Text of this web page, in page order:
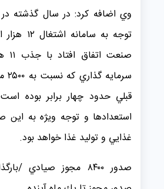
وي اضافه كرد: در سال گذشته
توجه به
قبلي حدود چهار برابر بوده
استعدادها و توجه ويژه به اين
غذايي و توليد غذا خواهد بود.
صدور ۸۴۰۰ مجوز صيادي